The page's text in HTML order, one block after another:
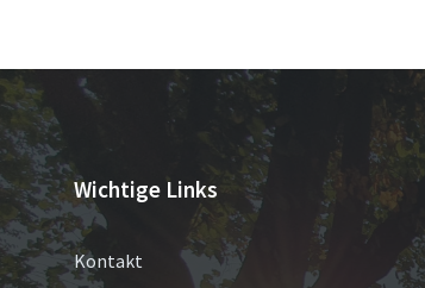
Wichtige Links
Kontakt